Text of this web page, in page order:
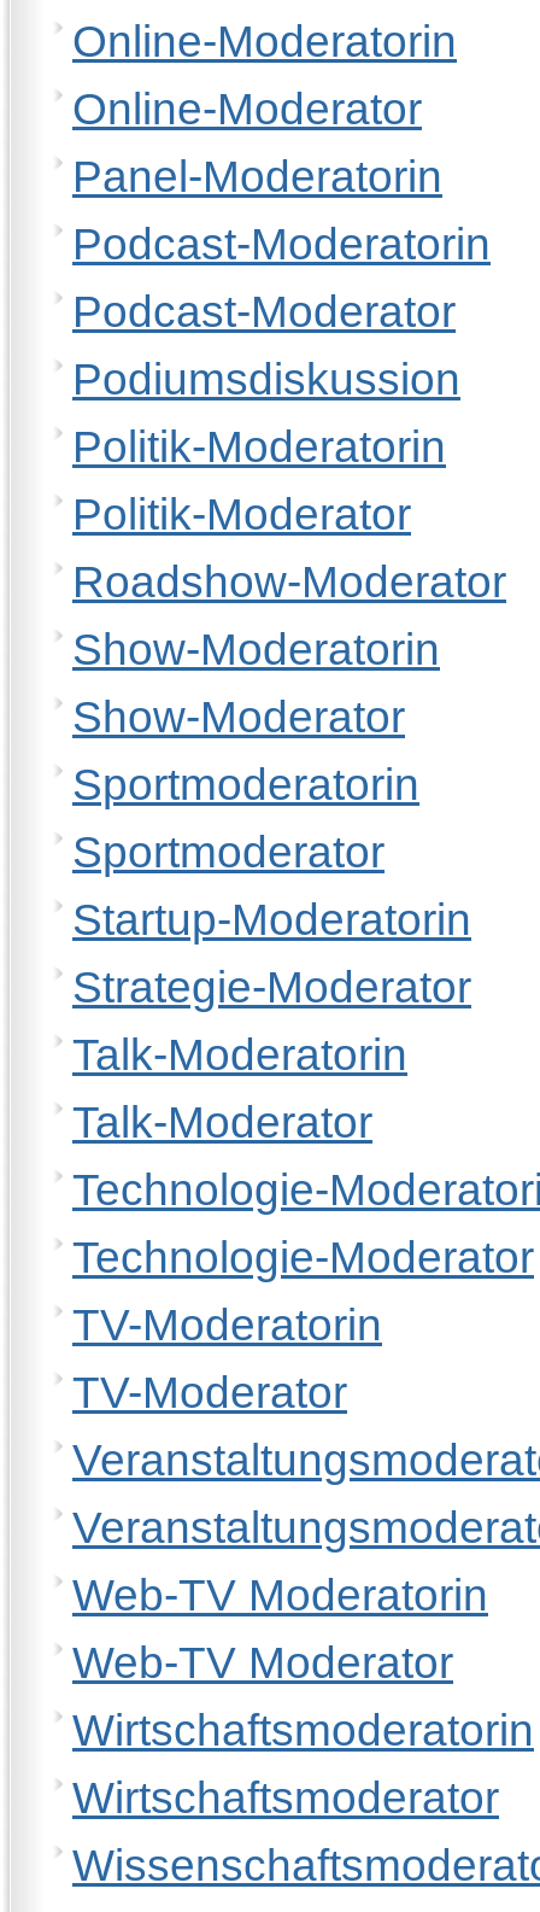
Online-Moderatorin
Online-Moderator
Panel-Moderatorin
Podcast-Moderatorin
Podcast-Moderator
Podiumsdiskussion
Politik-Moderatorin
Politik-Moderator
Roadshow-Moderator
Show-Moderatorin
Show-Moderator
Sportmoderatorin
Sportmoderator
Startup-Moderatorin
Strategie-Moderator
Talk-Moderatorin
Talk-Moderator
Technologie-
Technologie-Moderator
TV-Moderatorin
TV-Moderator
Web-TV Moderatorin
Web-TV Moderator
Wirtschaftsmoderatorin
Wirtschaftsmoderator